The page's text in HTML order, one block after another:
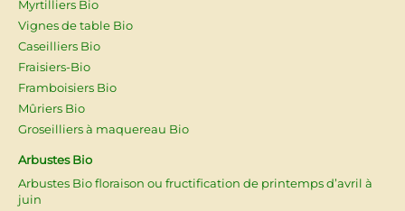
Myrtilliers Bio
Vignes de table Bio
Caseilliers Bio
Fraisiers-Bio
Framboisiers Bio
Mûriers Bio
Groseilliers à maquereau Bio
Arbustes Bio
Arbustes Bio floraison ou fructification de printemps d’avril à
juin